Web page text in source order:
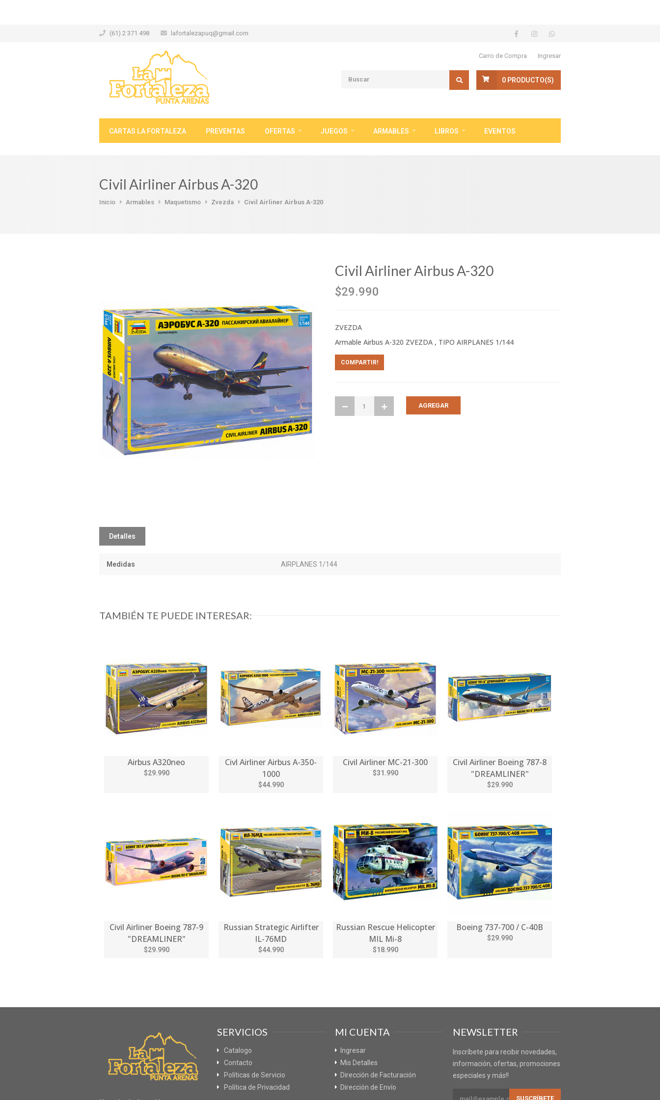
(61) 2 371 498 lafortalezapuq@gmail.com
Carro de Compra Ingresar
0 PRODUCTO(S)
CARTAS LA FORTALEZA PREVENTAS OFERTAS JUEGOS ARMABLES LIBROS EVENTOS
Civil Airliner Airbus A-320
Inicio Armables Maquetismo Zvezda Civil Airliner Airbus A-320
Civil Airliner Airbus A-320
$29.990
ZVEZDA
Armable Airbus A-320 ZVEZDA , TIPO AIRPLANES 1/144
COMPARTIR!
Detalles
Medidas AIRPLANES 1/144
TAMBIÉN TE PUEDE INTERESAR:
Airbus A320neo
$29.990
Civl Airliner Airbus A-350-
1000
$44.990
Civil Airliner MC-21-300
$31.990
Civil Airliner Boeing 787-8
"DREAMLINER"
$29.990
Civil Airliner Boeing 787-9
"DREAMLINER"
$29.990
Russian Strategic Airlifter
IL-76MD
$44.990
Russian Rescue Helicopter
MIL Mi-8
$18.990
Boeing 737-700 / C-40B
$29.990
SERVICIOS
Catalogo
Contacto
Políticas de Servicio
Política de Privacidad
MI CUENTA
Ingresar
Mis Detalles
Dirección de Facturación
Dirección de Envío
NEWSLETTER
Inscríbete para recibir novedades,
información, ofertas, promociones
especiales y más!!